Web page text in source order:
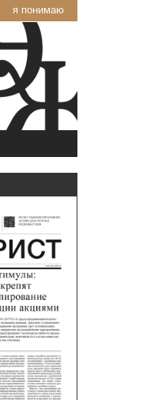
я понимаю